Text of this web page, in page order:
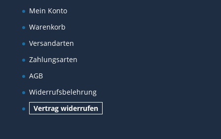
Mein Konto
Warenkorb
Versandarten
Zahlungsarten
AGB
Widerrufsbelehrung
Vertrag widerrufen